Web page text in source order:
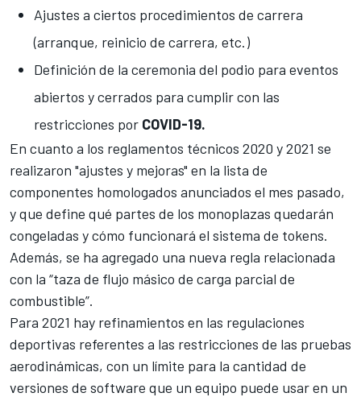
Ajustes a ciertos procedimientos de carrera
(arranque, reinicio de carrera, etc.)
Definición de la ceremonia del podio para eventos
abiertos y cerrados para cumplir con las
restricciones por COVID-19.
En cuanto a los reglamentos técnicos 2020 y 2021 se
realizaron "ajustes y mejoras" en la lista de
componentes homologados anunciados el mes pasado,
y que define qué partes de los monoplazas quedarán
congeladas y cómo funcionará el sistema de tokens.
Además, se ha agregado una nueva regla relacionada
con la “taza de flujo másico de carga parcial de
combustible”.
Para 2021 hay refinamientos en las regulaciones
deportivas referentes a las restricciones de las pruebas
aerodinámicas, con un límite para la cantidad de
versiones de software que un equipo puede usar en un